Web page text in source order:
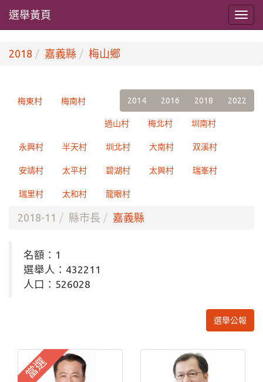
選舉黃頁
2018 嘉義縣 梅山鄉
2014 2016 2018 2022
梅東村 梅南村
過山村 梅北村 圳南村
永興村 半天村 圳北村 大南村 双溪村
安靖村 太平村 碧湖村 太興村 瑞峯村
瑞里村 太和村 龍眼村
2018-11 縣市長 嘉義縣
名額：1
選舉人：432211
人口：526028
選舉公報
當選